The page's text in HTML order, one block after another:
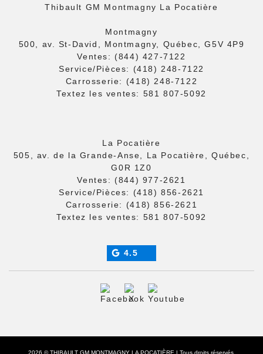
Thibault GM Montmagny La Pocatière
Montmagny
500, av. St-David, Montmagny, Québec, G5V 4P9
Ventes: (844) 427-7122
Service/Pièces: (418) 248-7122
Carrosserie: (418) 248-7122
Textez les ventes: 581 807-5092
La Pocatière
505, av. de la Grande-Anse, La Pocatière, Québec,
G0R 1Z0
Ventes: (844) 977-2621
Service/Pièces: (418) 856-2621
Carrosserie: (418) 856-2621
Textez les ventes: 581 807-5092
4.5
2026 © THIBAULT GM MONTMAGNY LA POCATIÈRE | Tous droits réservés.